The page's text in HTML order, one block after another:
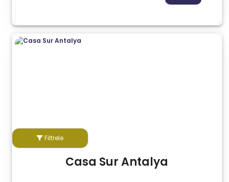
Filtrele
Casa Sur Antalya